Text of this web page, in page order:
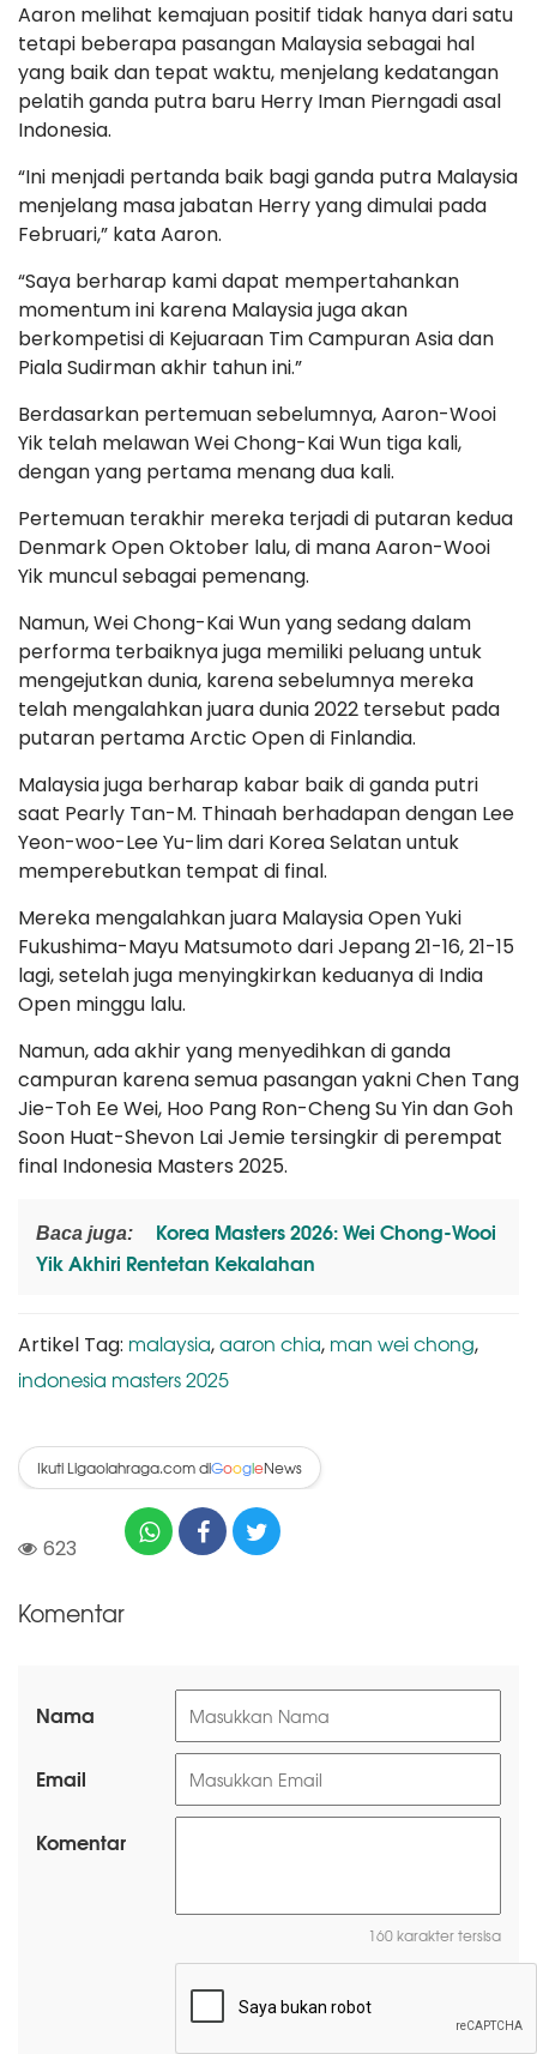
Aaron melihat kemajuan positif tidak hanya dari satu
tetapi beberapa pasangan Malaysia sebagai hal
yang baik dan tepat waktu, menjelang kedatangan
pelatih ganda putra baru Herry Iman Pierngadi asal
Indonesia.
“Ini menjadi pertanda baik bagi ganda putra Malaysia
menjelang masa jabatan Herry yang dimulai pada
Februari,” kata Aaron.
“Saya berharap kami dapat mempertahankan
momentum ini karena Malaysia juga akan
berkompetisi di Kejuaraan Tim Campuran Asia dan
Piala Sudirman akhir tahun ini.”
Berdasarkan pertemuan sebelumnya, Aaron-Wooi
Yik telah melawan Wei Chong-Kai Wun tiga kali,
dengan yang pertama menang dua kali.
Pertemuan terakhir mereka terjadi di putaran kedua
Denmark Open Oktober lalu, di mana Aaron-Wooi
Yik muncul sebagai pemenang.
Namun, Wei Chong-Kai Wun yang sedang dalam
performa terbaiknya juga memiliki peluang untuk
mengejutkan dunia, karena sebelumnya mereka
telah mengalahkan juara dunia 2022 tersebut pada
putaran pertama Arctic Open di Finlandia.
Malaysia juga berharap kabar baik di ganda putri
saat Pearly Tan-M. Thinaah berhadapan dengan Lee
Yeon-woo-Lee Yu-lim dari Korea Selatan untuk
memperebutkan tempat di final.
Mereka mengalahkan juara Malaysia Open Yuki
Fukushima-Mayu Matsumoto dari Jepang 21-16, 21-15
lagi, setelah juga menyingkirkan keduanya di India
Open minggu lalu.
Namun, ada akhir yang menyedihkan di ganda
campuran karena semua pasangan yakni Chen Tang
Jie-Toh Ee Wei, Hoo Pang Ron-Cheng Su Yin dan Goh
Soon Huat-Shevon Lai Jemie tersingkir di perempat
final Indonesia Masters 2025.
Baca juga:
Korea Masters 2026: Wei Chong-Wooi
Yik Akhiri Rentetan Kekalahan
Artikel Tag: malaysia,aaron chia, man wei chong,
indonesia masters 2025
Ikuti Ligaolahraga.com diGoogleNews
623
Komentar
Nama
Email
Komentar
160 karakter tersisa